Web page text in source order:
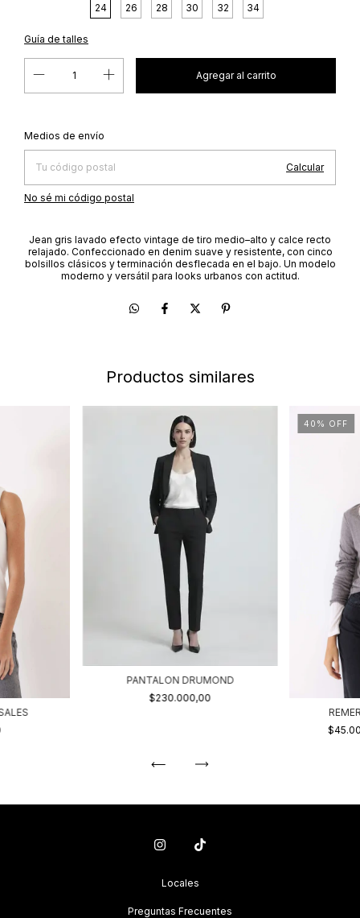
24
26 28 30 32 34
Guía de talles
Entregas para el CP:
Medios de envío
Calcular
No sé mi código postal
Jean gris lavado efecto vintage de tiro medio–alto y calce recto
relajado. Confeccionado en denim suave y resistente, con cinco
bolsillos clásicos y terminación desflecada en el bajo. Un modelo
moderno y versátil para looks urbanos con actitud.
Productos similares
PANTALON DRUMOND
$230.000,00
40 % OFF
Locales
Preguntas Frecuentes